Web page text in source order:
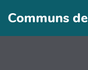
Aller au contenu
Communs